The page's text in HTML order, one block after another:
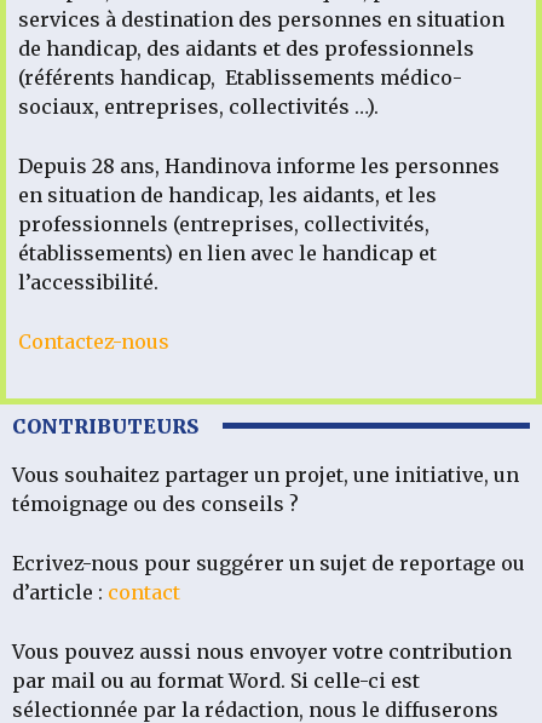
services à destination des personnes en situation
de handicap, des aidants et des professionnels
(référents handicap, Etablissements médico-
sociaux, entreprises, collectivités …).
Depuis 28 ans, Handinova informe les personnes
en situation de handicap, les aidants, et les
professionnels (entreprises, collectivités,
établissements) en lien avec le handicap et
l’accessibilité.
Contactez-nous
CONTRIBUTEURS
Vous souhaitez partager un projet, une initiative, un
témoignage ou des conseils ?
Ecrivez-nous pour suggérer un sujet de reportage ou
d’article : contact
Vous pouvez aussi nous envoyer votre contribution
par mail ou au format Word. Si celle-ci est
sélectionnée par la rédaction, nous le diffuserons